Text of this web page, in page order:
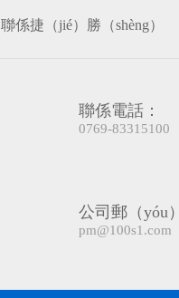
聯係捷（jié）勝（shèng）
聯係電話：
0769-83315100
公司郵（yóu
pm@100s1.com